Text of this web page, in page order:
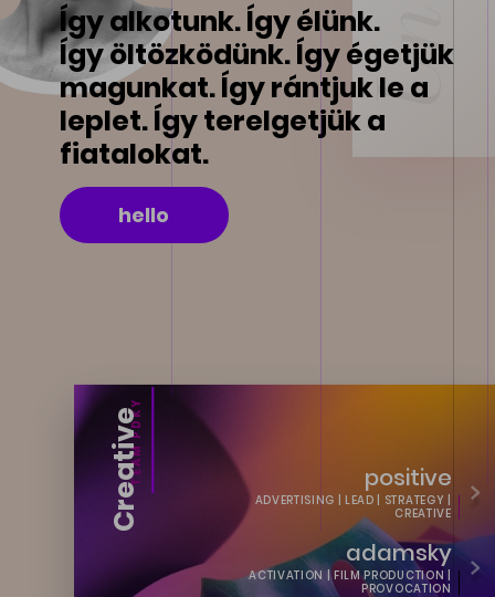
Így alkotunk. Így élünk.
Így öltözködünk. Így égetjük
magunkat. Így rántjuk le a
leplet. Így terelgetjük a
fiatalokat.
hello
TEAM PDKY
Creative positive
ADVERTISING | LEAD | STRATEGY |
CREATIVE
adamsky
ACTIVATION | FILM PRODUCTION |
PROVOCATION